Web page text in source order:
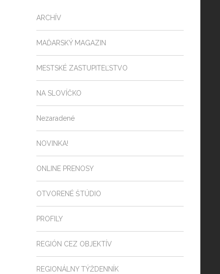
ARCHÍV
MAĎARSKÝ MAGAZIN
MESTSKÉ ZASTUPITEĽSTVO
NA SLOVÍČKO
Nezaradené
NOVINKA!
ONLINE PRENOSY
OTVORENÉ ŠTÚDIO
PROFILY
REGIÓN CEZ OBJEKTÍV
REGIONÁLNY TÝŽDENNÍK